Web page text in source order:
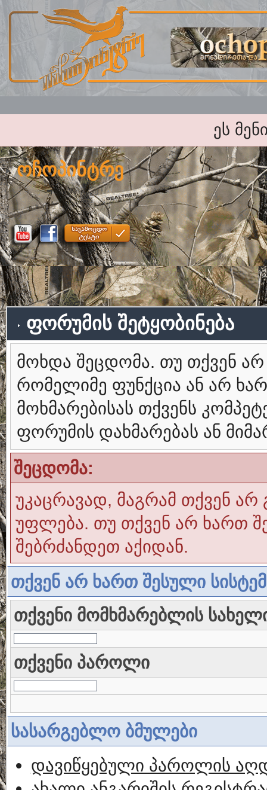
ეს
ოჩოპინტრე
ფორუმის შეტყობინება
მოხდა შეცდომა. თუ თქვენ
რომელიმე ფუნქცია ან არ
მოხმარებისას თქვენს
ფორუმის დახმარებას ან
შეცდომა:
უკაცრავად, მაგრამ თქვენ არ
უფლება. თუ თქვენ არ ხართ
შებრძანდეთ აქიდან.
თქვენ არ ხართ შესული
თქვენი მომხმარებლის
თქვენი პაროლი
სასარგებლო ბმულები
დავიწყებული პაროლის